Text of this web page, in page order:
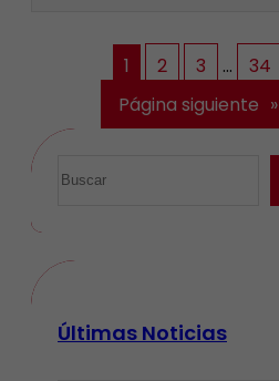
1 2 3 …
34
Página siguiente »
Últimas Noticias